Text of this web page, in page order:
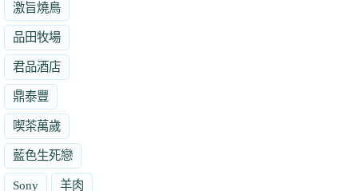
激旨燒鳥
品田牧場
君品酒店
鼎泰豐
喫茶萬歲
藍色生死戀
Sony 羊肉